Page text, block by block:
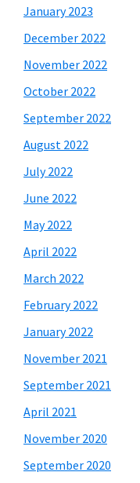
January 2023
December 2022
November 2022
October 2022
September 2022
August 2022
July 2022
June 2022
May 2022
April 2022
March 2022
February 2022
January 2022
November 2021
September 2021
April 2021
November 2020
September 2020